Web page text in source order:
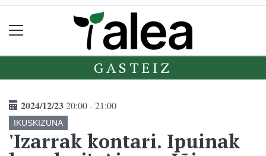
GASTEIZ
2024/12/2320:00 - 21:00
IKUSKIZUNA
'Izarrak kontari. Ipuinak